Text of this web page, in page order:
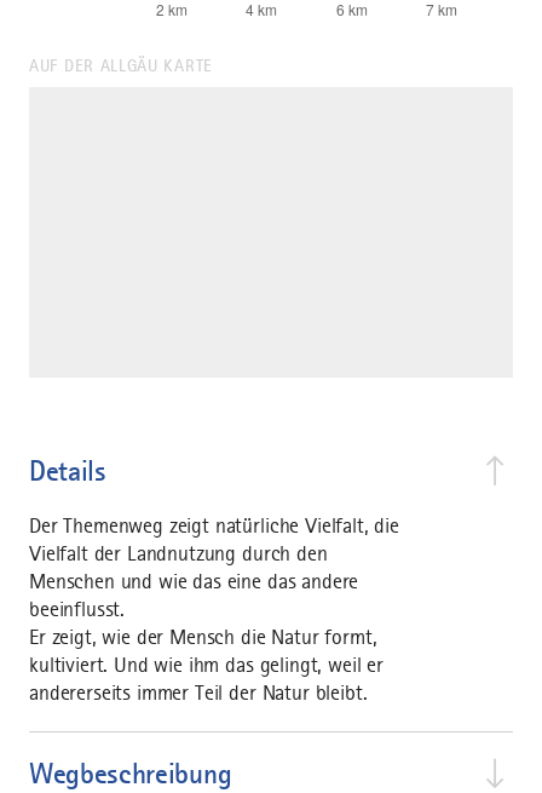
AUF DER ALLGÄU KARTE
Details
Der Themenweg zeigt natürliche Vielfalt, die
Vielfalt der Landnutzung durch den
Menschen und wie das eine das andere
beeinflusst.
Er zeigt, wie der Mensch die Natur formt,
kultiviert. Und wie ihm das gelingt, weil er
andererseits immer Teil der Natur bleibt.
Wegbeschreibung